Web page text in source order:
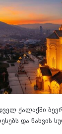
ქალაქში
და ნახვის